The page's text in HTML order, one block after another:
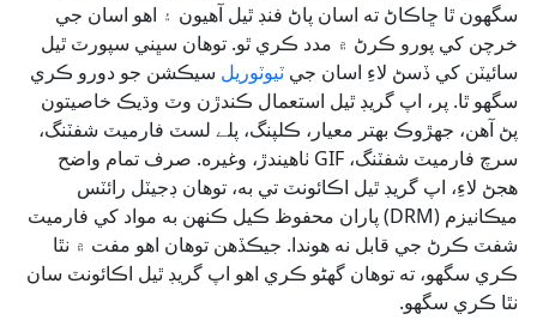
سگهون ٿا ڇاڪاڻ ته اسان پاڻ فنڊ ٿيل آهيون ۽ اهو اسان جي
خرچن کي پورو ڪرڻ ۾ مدد ڪري ٿو. توهان سڀني سپورٽ ٿيل
سائيٽن کي ڏسڻ لاءِ اسان جي ٽيوٽوريل سيڪشن جو دورو ڪري
سگهو ٿا. پر، اپ گريڊ ٿيل استعمال ڪندڙن وٽ وڌيڪ خاصيتون
پڻ آهن، جهڙوڪ بهتر معيار، ڪلپنگ، پلے لسٽ فارميٽ شفٽنگ،
سرچ فارميٽ شفٽنگ، GIF ٺاهيندڙ، وغيره. صرف تمام واضح
هجڻ لاءِ، اپ گريڊ ٿيل اڪائونٽ تي به، توهان ڊجيٽل رائٽس
ميڪانيزم (DRM) پاران محفوظ ڪيل ڪنهن به مواد کي فارميٽ
شفٽ ڪرڻ جي قابل نه هوندا. جيڪڏهن توهان اهو مفت ۾ نٿا
ڪري سگهو، ته توهان گهڻو ڪري اهو اپ گريڊ ٿيل اڪائونٽ سان
نٿا ڪري سگهو.